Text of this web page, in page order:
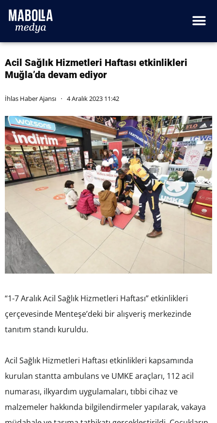
Acil Sağlık Hizmetleri Haftası etkinlikleri
Muğla’da devam ediyor
İhlas Haber Ajansı 4 Aralık 2023 11:42
“1-7 Aralık Acil Sağlık Hizmetleri Haftası” etkinlikleri
çerçevesinde Menteşe’deki bir alışveriş merkezinde
tanıtım standı kuruldu.
Acil Sağlık Hizmetleri Haftası etkinlikleri kapsamında
kurulan stantta ambulans ve UMKE araçları, 112 acil
numarası, ilkyardım uygulamaları, tıbbi cihaz ve
malzemeler hakkında bilgilendirmeler yapılarak, vakaya